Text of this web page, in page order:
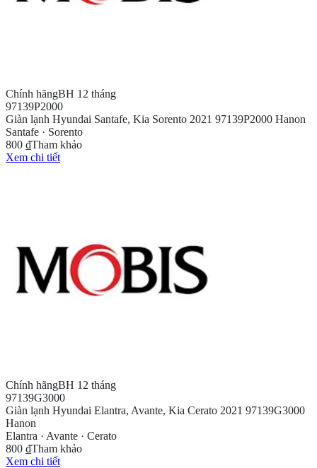
Chính hãngBH 12 tháng
97139P2000
Giàn lạnh Hyundai Santafe, Kia Sorento 2021 97139P2000 Hanon
Santafe · Sorento
800 ₫Tham khảo
Xem chi tiết
Chính hãngBH 12 tháng
97139G3000
Giàn lạnh Hyundai Elantra, Avante, Kia Cerato 2021 97139G3000
Hanon
Elantra · Avante · Cerato
800 ₫Tham khảo
Xem chi tiết